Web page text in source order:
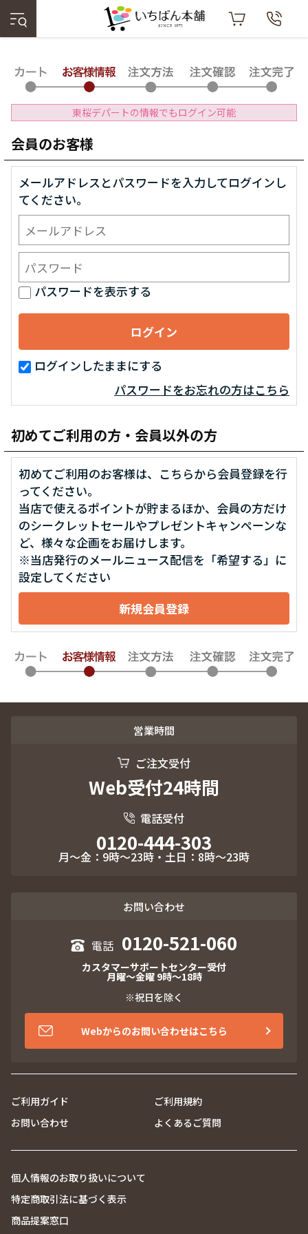
東桜デパートの情報でもログイン可能
会員のお客様
メールアドレスとパスワードを入力してログインし
てください。
パスワードを表示する
ログインしたままにする
パスワードをお忘れの方はこちら
初めてご利用の方・会員以外の方
初めてご利用のお客様は、こちらから会員登録を行
ってください。
当店で使えるポイントが貯まるほか、会員の方だけ
のシークレットセールやプレゼントキャンペーンな
ど、様々な企画をお届けします。
※当店発行のメールニュース配信を「希望する」に
設定してください
営業時間
ご注文受付
Web受付24時間
電話受付
0120-444-303
月～金：9時～23時・土日：8時～23時
お問い合わせ
0120-521-060
カスタマーサポートセンター受付
月曜～金曜 9時～18時
※祝日を除く
Webからのお問い合わせはこちら
ご利用ガイド
ご利用規約
お問い合わせ
よくあるご質問
個人情報のお取り扱いについて
特定商取引法に基づく表示
商品提案窓口